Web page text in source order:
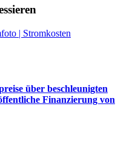
über beschleunigten
Finanzierung von